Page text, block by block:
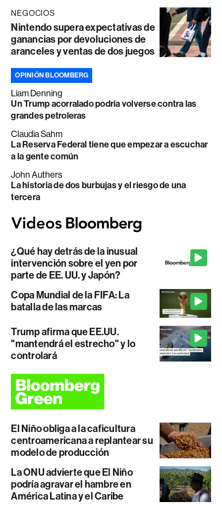
NEGOCIOS
Nintendo supera expectativas de
ganancias por devoluciones de
aranceles y ventas de dos juegos
OPINIÓN BLOOMBERG
Liam Denning
Un Trump acorralado podría volverse contra las
grandes petroleras
Claudia Sahm
La Reserva Federal tiene que empezar a escuchar
a la gente común
John Authers
La historia de dos burbujas y el riesgo de una
tercera
¿Qué hay detrás de la inusual
intervención sobre el yen por
parte de EE. UU. y Japón?
Copa Mundial de la FIFA: La
batalla de las marcas
Trump afirma que EE.UU.
"mantendrá el estrecho" y lo
controlará
El Niño obliga a la caficultura
centroamericana a replantear su
modelo de producción
La ONU advierte que El Niño
podría agravar el hambre en
América Latina y el Caribe